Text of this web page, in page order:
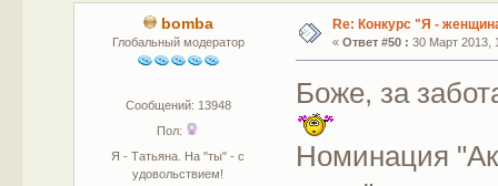
bomba
Глобальный модератор
Сообщений: 13948
Пол:
Я - Татьяна. На "ты" - с
удовольствием!
Re: Конкурс "Я -
« Ответ #50 : 30 Март 2013,
Боже, за
Номинация